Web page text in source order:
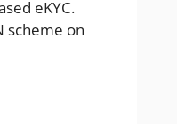
eKYC.
scheme on